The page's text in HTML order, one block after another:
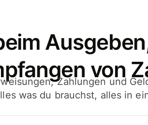
von
Zahlungen und
was du brauchst, alles in